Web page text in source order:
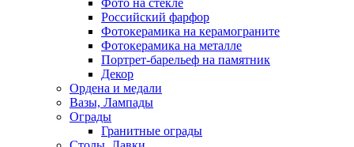
Фото на стекле
Российский фарфор
Фотокерамика на керамограните
Фотокерамика на металле
Портрет-барельеф на памятник
Декор
Ордена и медали
Вазы, Лампады
Ограды
Гранитные ограды